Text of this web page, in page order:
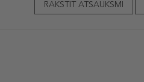
RAKSTĪT ATSAUKSMI